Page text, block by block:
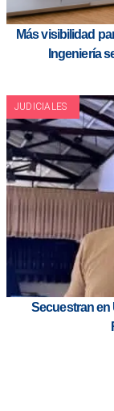
Más visibilidad
Ingeniería
JUDICIALES
Secuestran en